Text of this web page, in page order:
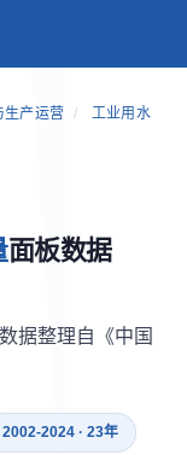
生产运营 /
工业用水
面板数据
据整理自《中国
2002-2024 · 23年